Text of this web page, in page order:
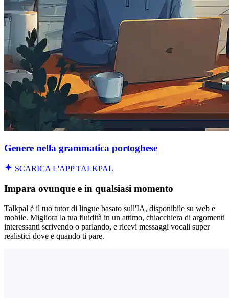
Genere nella grammatica portoghese
SCARICA L'APP TALKPAL
Impara ovunque e in qualsiasi momento
Talkpal è il tuo tutor di lingue basato sull'IA, disponibile su web e
mobile. Migliora la tua fluidità in un attimo, chiacchiera di argomenti
interessanti scrivendo o parlando, e ricevi messaggi vocali super
realistici dove e quando ti pare.